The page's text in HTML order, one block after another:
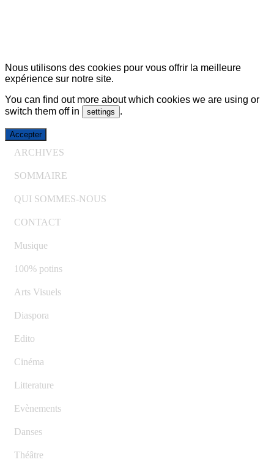
Nous utilisons des cookies pour vous offrir la meilleure
expérience sur notre site.
You can find out more about which cookies we are using or
switch them off in
settings .
Accepter
ARCHIVES
SOMMAIRE
QUI SOMMES-NOUS
CONTACT
Musique
100% potins
Arts Visuels
Diaspora
Edito
Cinéma
Litterature
Evènements
Danses
Théâtre